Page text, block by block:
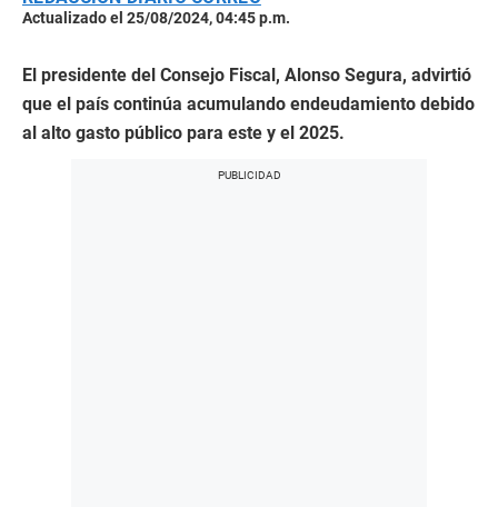
Actualizado el 25/08/2024, 04:45 p.m.
El presidente del Consejo Fiscal, Alonso Segura, advirtió
que el país continúa acumulando endeudamiento debido
al alto gasto público para este y el 2025.